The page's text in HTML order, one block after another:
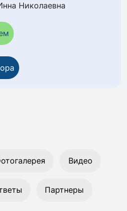
Николаевна
Видео
Партнеры